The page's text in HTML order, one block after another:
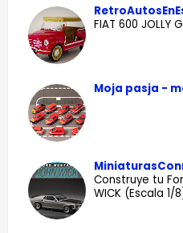
FIAT 600 JOLLY
Moja pasja -
Construye tu
WICK (Escala 1/